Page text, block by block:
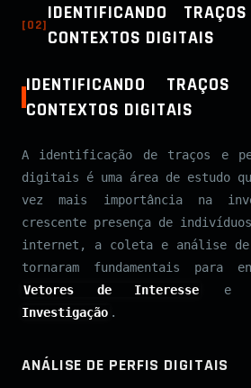
[02]
IDENTIFICANDO
CONTEXTOS DIGITAIS
IDENTIFICANDO
CONTEXTOS DIGITAIS
A identificação de traços e
digitais é uma área de estudo
vez mais importância na
crescente presença de
internet, a coleta e análise
tornaram fundamentais para
Vetores de Interesse
e
Investigação .
ANÁLISE DE PERFIS DIGITAIS